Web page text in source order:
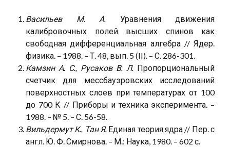
Васильев М. А. Уравнения движения
калибровочных полей высших спинов как
свободная дифференциальная алгебра // Ядер.
физика. – 1988. – Т. 48, вып. 5 (II). – С. 286-301.
Камзин А. С., Русаков В. Л. Пропорциональный
счетчик для мессбауэровских исследований
поверхностных слоев при температурах от 100
до 700 К // Приборы и техника эксперимента. –
1988. – № 5. – С. 56-58.
Вильдермут К., Тан Я. Единая теория ядра // Пер. с
англ. Ю. Ф. Смирнова. – М.: Наука, 1980. – 602 с.